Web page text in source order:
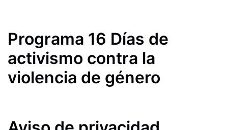
Programa 16 Días de
activismo contra la
violencia de género